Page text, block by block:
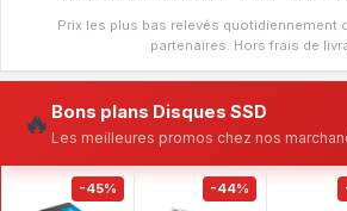
Prix les plus bas relevés quotidiennement
partenaires. Hors frais de
🔥 Bons plans Disques SSD
Les meilleures promos chez nos
-45% -44%